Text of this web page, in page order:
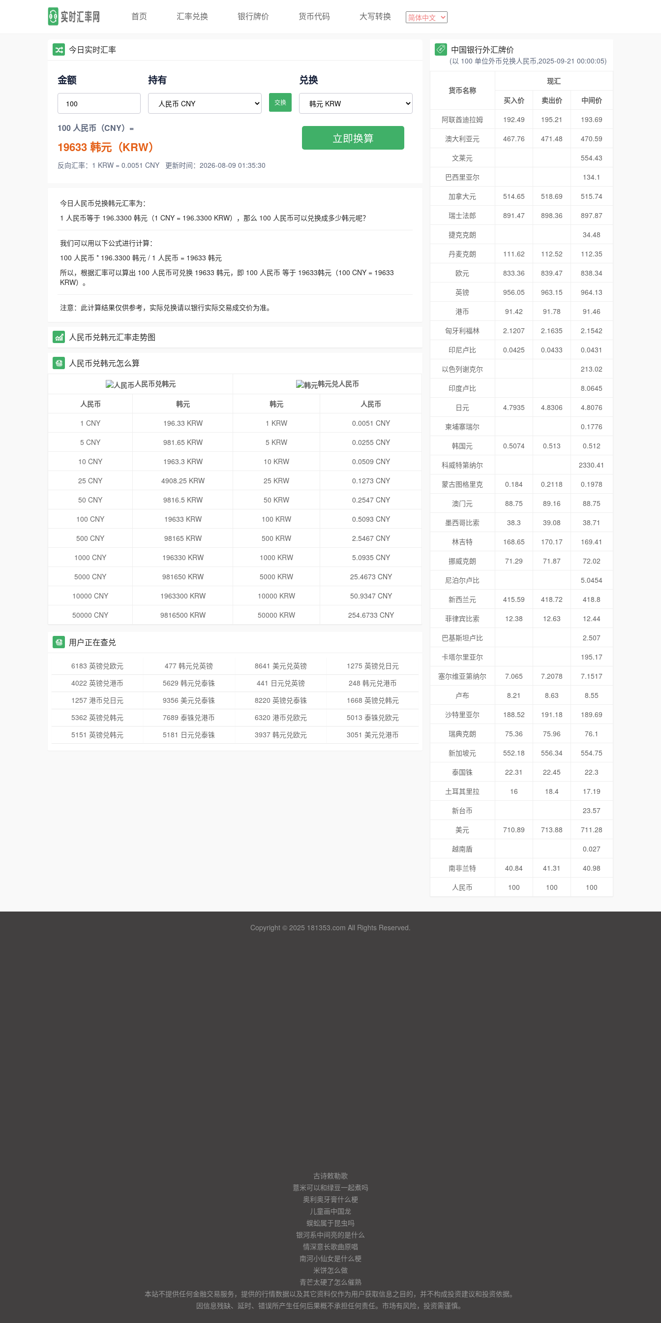
首页 汇率兑换 银行牌价 货币代码 大写转换
今日实时汇率
金额 持有
交换
兑换
100 人民币（CNY）=
19633韩元（KRW）
反向汇率：1 KRW = 0.0051 CNY 更新时间：2026-08-09 01:35:30
立即换算
今日人民币兑换韩元汇率为：
1 人民币等于 196.3300 韩元（1 CNY = 196.3300 KRW），那么 100 人民币可以兑换成多少韩元呢？
我们可以用以下公式进行计算：
100 人民币 * 196.3300 韩元 / 1 人民币 = 19633 韩元
所以，根据汇率可以算出 100 人民币可兑换 19633 韩元，即 100 人民币 等于 19633韩元（100 CNY = 19633
KRW）。
注意：此计算结果仅供参考，实际兑换请以银行实际交易成交价为准。
人民币兑韩元汇率走势图
人民币兑韩元怎么算
人民币兑韩元 韩元兑人民币
人民币 韩元 韩元
人民币
1 CNY
196.33 KRW 1 KRW
0.0051 CNY
5 CNY
981.65 KRW 5 KRW
0.0255 CNY
10 CNY
1963.3 KRW 10 KRW
0.0509 CNY
25 CNY
4908.25 KRW 25 KRW
0.1273 CNY
50 CNY
9816.5 KRW 50 KRW
0.2547 CNY
100 CNY
19633 KRW 100 KRW
0.5093 CNY
500 CNY
98165 KRW 500 KRW
2.5467 CNY
1000 CNY
196330 KRW 1000 KRW
5.0935 CNY
5000 CNY
981650 KRW 5000 KRW
25.4673 CNY
10000 CNY
1963300 KRW 10000 KRW
50.9347 CNY
50000 CNY
9816500 KRW 50000 KRW 254.6733 CNY
用户正在查兑
6183 英镑兑欧元 477 韩元兑英镑 8641 美元兑英镑
1275 英镑兑日元
4022 英镑兑港币
5629 韩元兑泰铢 441 日元兑英镑
248 韩元兑港币
1257 港币兑日元
9356 美元兑泰铢 8220 英镑兑泰铢
1668 英镑兑韩元
5362 英镑兑韩元
7689 泰铢兑港币 6320 港币兑欧元
5013 泰铢兑欧元
5151 英镑兑韩元
5181 日元兑泰铢 3937 韩元兑欧元 3051 美元兑港币
中国银行外汇牌价
(以 100 单位外币兑换人民币,2025-09-21 00:00:05)
货币名称
现汇
买入价
卖出价
中间价
阿联酋迪拉姆
192.49 195.21
193.69
澳大利亚元
467.76 471.48
470.59
文莱元
554.43
巴西里亚尔
134.1
加拿大元
514.65 518.69
515.74
瑞士法郎
891.47 898.36
897.87
捷克克朗
34.48
丹麦克朗
111.62 112.52
112.35
欧元
833.36 839.47
838.34
英镑
956.05 963.15
964.13
港币
91.42 91.78
91.46
匈牙利福林
2.1207 2.1635
2.1542
印尼卢比
0.0425 0.0433
0.0431
以色列谢克尔
213.02
印度卢比
8.0645
日元
4.7935 4.8306
4.8076
柬埔寨瑞尔
0.1776
韩国元
0.5074 0.513
0.512
科威特第纳尔
2330.41
蒙古图格里克
0.184 0.2118
0.1978
澳门元
88.75 89.16
88.75
墨西哥比索
38.3 39.08
38.71
林吉特
168.65 170.17
169.41
挪威克朗
71.29 71.87
72.02
尼泊尔卢比
5.0454
新西兰元
415.59 418.72
418.8
菲律宾比索
12.38 12.63
12.44
巴基斯坦卢比
2.507
卡塔尔里亚尔
195.17
塞尔维亚第纳尔
7.065 7.2078
7.1517
卢布
8.21 8.63
8.55
沙特里亚尔
188.52 191.18
189.69
瑞典克朗
75.36 75.96
76.1
新加坡元
552.18 556.34
554.75
泰国铢
22.31 22.45
22.3
土耳其里拉
16 18.4
17.19
新台币
23.57
美元
710.89 713.88
711.28
越南盾
0.027
南非兰特
40.84 41.31
40.98
人民币
100 100 100
Copyright © 2025 181353.com All Rights Reserved.
古诗敕勒歌
薏米可以和绿豆一起煮吗
奥利奥牙膏什么梗
儿童画中国龙
蜈蚣属于昆虫吗
银河系中间亮的是什么
情深意长歌曲原唱
南河小仙女是什么梗
米饼怎么做
青芒太硬了怎么催熟
本站不提供任何金融交易服务，提供的行情数据以及其它资料仅作为用户获取信息之目的，并不构成投资建议和投资依据。
因信息残缺、延时、错误所产生任何后果概不承担任何责任。市场有风险，投资需谨慎。